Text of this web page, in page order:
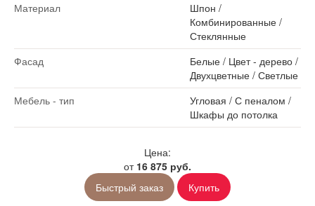
Материал
Шпон /
Комбинированные/
Стеклянные
Фасад
Белые/ Цвет - дерево/
Двухцветные/ Светлые
Мебель - тип
Угловая / С пеналом /
Шкафы до потолка
Цена:
от 16 875 руб.
Быстрый заказ
Купить